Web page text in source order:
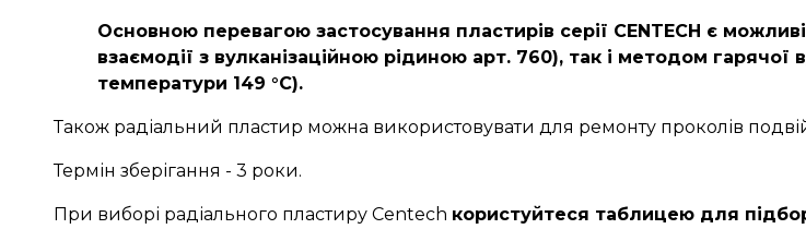
Основною перевагою застосування пластирів серії CENTECH є
взаємодії з вулканізаційною рідиною арт. 760), так і методом гарячої
температури 149 °C).
Також радіальний пластир можна використовувати для ремонту проколів
Термін зберігання - 3 роки.
При виборі радіального пластиру Centech користуйтеся таблицею для